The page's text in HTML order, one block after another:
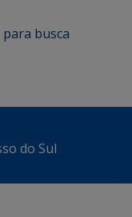
para busca
do Sul